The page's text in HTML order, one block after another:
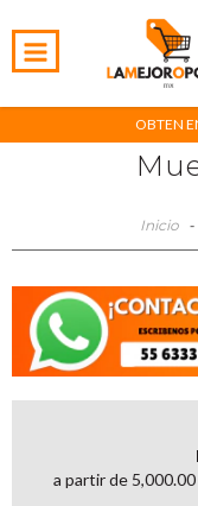
OBTEN
Inicio -
a partir de